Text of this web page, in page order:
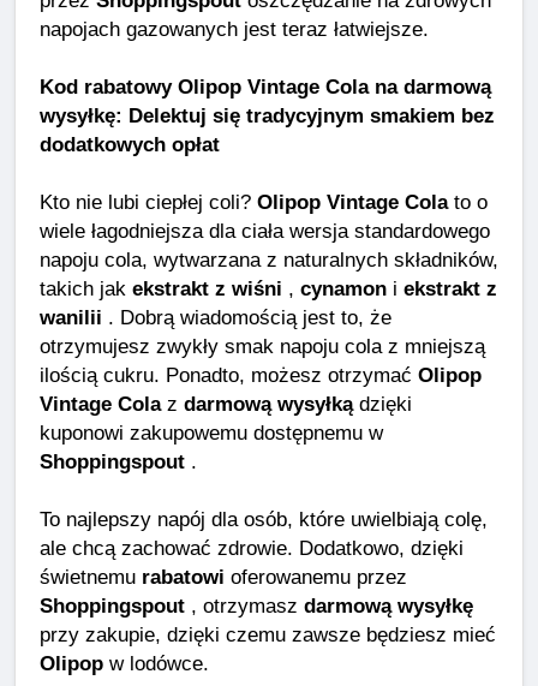
napojach gazowanych jest teraz łatwiejsze.
Kod rabatowy Olipop Vintage Cola na darmową
wysyłkę: Delektuj się tradycyjnym smakiem bez
dodatkowych opłat
Kto nie lubi ciepłej coli? Olipop Vintage Colato o
wiele łagodniejsza dla ciała wersja standardowego
napoju cola, wytwarzana z naturalnych składników,
takich jak ekstrakt z wiśni , cynamon i ekstrakt z
wanilii . Dobrą wiadomością jest to, że
otrzymujesz zwykły smak napoju cola z mniejszą
ilością cukru. Ponadto, możesz otrzymać Olipop
Vintage Colaz darmową wysyłkądzięki
kuponowi zakupowemu dostępnemu w
Shoppingspout .
To najlepszy napój dla osób, które uwielbiają colę,
ale chcą zachować zdrowie. Dodatkowo, dzięki
świetnemu rabatowi oferowanemu przez
Shoppingspout , otrzymasz darmową wysyłkę
przy zakupie, dzięki czemu zawsze będziesz mieć
Olipop w lodówce.